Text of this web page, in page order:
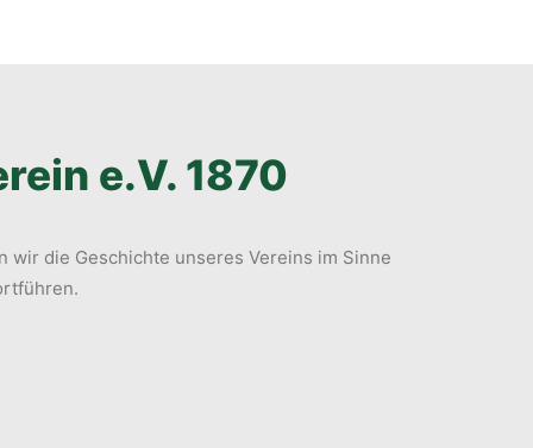
e.V. 1870
die Geschichte unseres Vereins im Sinne